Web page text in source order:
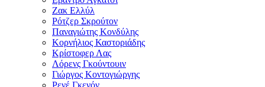
Ζακ Ελλύλ
Ρότζερ Σκρούτον
Παναγιώτης Κονδύλης
Κορνήλιος Καστοριάδης
Κρίστοφερ Λας
Λόρενς Γκούντουιν
Γιώργος Κοντογιώργης